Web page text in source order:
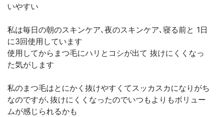
いやすい
私は毎日の朝のスキンケア､夜のスキンケア､寝る前と 1日
に3回使用しています
使用してからまつ毛にハリとコシが出て 抜けにくくなっ
た気がします
私のまつ毛はとにかく抜けやすくてスッカスカになりがち
なのですが､抜けにくくなったのでいつもよりもボリュー
ムが感じられるかも